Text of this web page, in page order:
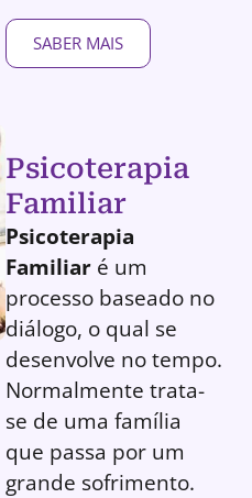
SABER MAIS
Psicoterapia
Familiar
Psicoterapia
Familiar é um
processo baseado no
diálogo, o qual se
desenvolve no tempo.
Normalmente trata-
se de uma família
que passa por um
grande sofrimento.